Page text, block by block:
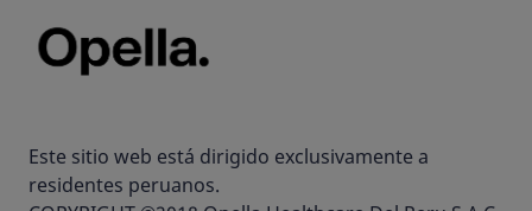
Este sitio web está dirigido exclusivamente a
residentes peruanos.